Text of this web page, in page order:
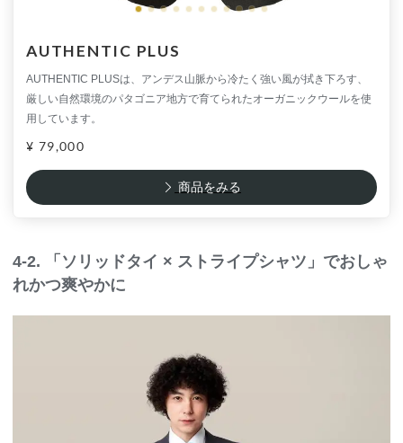
AUTHENTIC PLUS
AUTHENTIC PLUSは、アンデス山脈から冷たく強い風が拭き下ろす、
厳しい自然環境のパタゴニア地方で育てられたオーガニックウールを使
用しています。
¥ 79,000
商品をみる
4-2. 「ソリッドタイ × ストライプシャツ」でおしゃ
れかつ爽やかに